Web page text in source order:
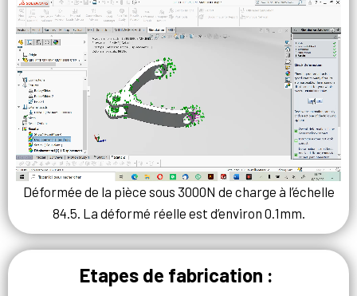
Déformée de la pièce sous 3000N de charge à l’échelle
84.5. La déformé réelle est d’environ 0.1mm.
Etapes de fabrication :